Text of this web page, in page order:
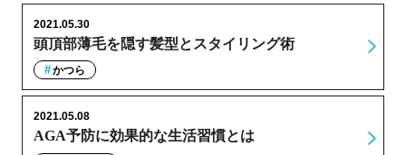
頭頂部薄毛を隠す髪型とスタイリング術
2021.05.30
かつら
AGA予防に効果的な生活習慣とは
2021.05.08